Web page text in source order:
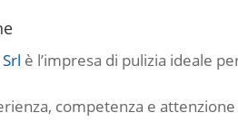
è l’impresa di pulizia ideale
competenza e